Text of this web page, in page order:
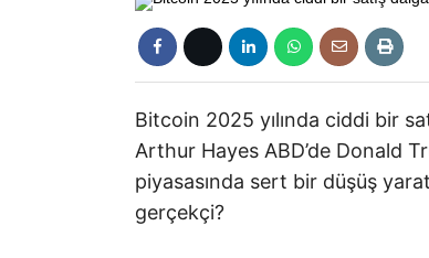
Bitcoin 2025 yılında ciddi bir
Arthur Hayes ABD’de Donald
piyasasında sert bir düşüş
gerçekçi?